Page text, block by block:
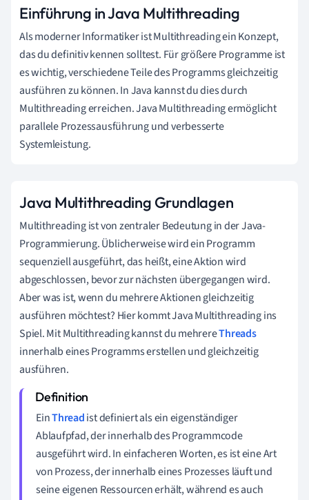
Einführung in Java Multithreading
Als moderner Informatiker ist Multithreading ein Konzept,
das du definitiv kennen solltest. Für größere Programme ist
es wichtig, verschiedene Teile des Programms gleichzeitig
ausführen zu können. In Java kannst du dies durch
Multithreading erreichen. Java Multithreading ermöglicht
parallele Prozessausführung und verbesserte
Systemleistung.
Java Multithreading Grundlagen
Multithreading ist von zentraler Bedeutung in der Java-
Programmierung. Üblicherweise wird ein Programm
sequenziell ausgeführt, das heißt, eine Aktion wird
abgeschlossen, bevor zur nächsten übergegangen wird.
Aber was ist, wenn du mehrere Aktionen gleichzeitig
ausführen möchtest? Hier kommt Java Multithreading ins
Spiel. Mit Multithreading kannst du mehrereThreads
innerhalb eines Programms erstellen und gleichzeitig
ausführen.
EinThreadist definiert als ein eigenständiger
Ablaufpfad, der innerhalb des Programmcode
ausgeführt wird. In einfacheren Worten, es ist eine Art
von Prozess, der innerhalb eines Prozesses läuft und
seine eigenen Ressourcen erhält, während es auch